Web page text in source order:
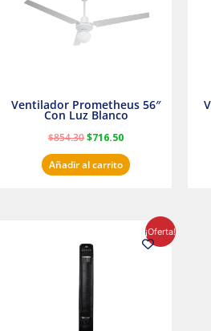
Ventilador Prometheus 56″
Con Luz Blanco
$854.30$716.50
Añadir al carrito
¡Oferta!
original
era:
precio
actual